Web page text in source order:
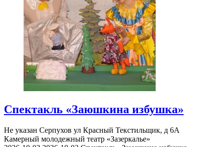
Спектакль «Заюшкина избушка»
Не указан Серпухов ул Красный Текстильщик, д 6А
Камерный молодежный театр «Зазеркалье»